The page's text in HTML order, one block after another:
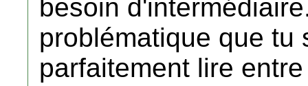
besoin
problématique que tu
parfaitement lire